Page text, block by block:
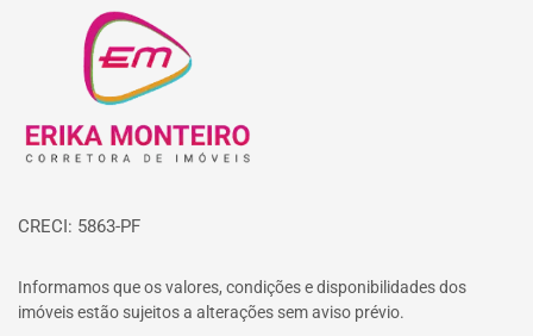
Página inicial
CRECI: 5863-PF
Informamos que os valores, condições e disponibilidades dos
imóveis estão sujeitos a alterações sem aviso prévio.